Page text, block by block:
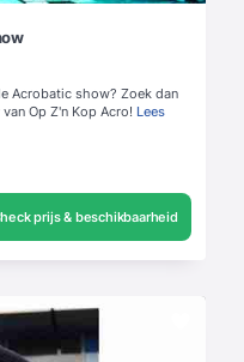
Acrobatic show? Zoek dan
Op Z'n Kop Acro! Lees
prijs & beschikbaarheid